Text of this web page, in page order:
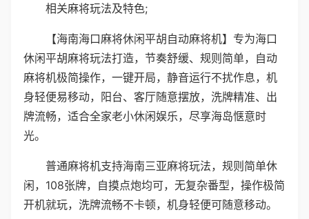
相关麻将玩法及特色;
【海南海口麻将休闲平胡自动麻将机】专为海口
休闲平胡麻将玩法打造，节奏舒缓、规则简单，自动
麻将机极简操作，一键开局，静音运行不扰作息，机
身轻便易移动，阳台、客厅随意摆放，洗牌精准、出
牌流畅，适合全家老小休闲娱乐，尽享海岛惬意时
光。
普通麻将机支持海南三亚麻将玩法，规则简单休
闲，108张牌，自摸点炮均可，无复杂番型，操作极简
开机就玩，洗牌流畅不卡顿，机身轻便可随意移动。